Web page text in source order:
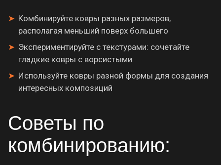
Комбинируйте ковры разных размеров,
располагая меньший поверх большего
Экспериментируйте с текстурами: сочетайте
гладкие ковры с ворсистыми
Используйте ковры разной формы для создания
интересных композиций
Советы по
комбинированию: